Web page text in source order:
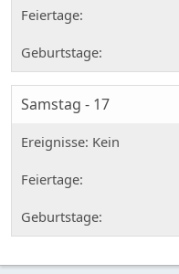
Samstag - 17